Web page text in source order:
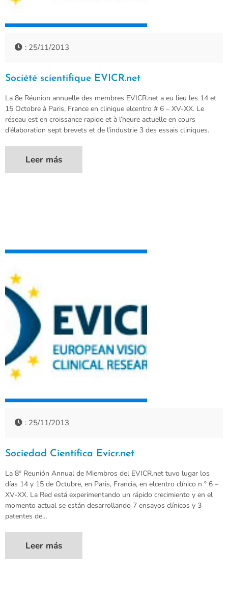
: 25/11/2013
Société scientifique EVICR.net
La 8e Réunion annuelle des membres EVICR.net a eu lieu les 14 et
15 Octobre à Paris, France en clinique elcentro # 6 – XV-XX. Le
réseau est en croissance rapide et à l’heure actuelle en cours
d’élaboration sept brevets et de l’industrie 3 des essais cliniques.
Leer más
: 25/11/2013
Sociedad Científica Evicr.net
La 8º Reunión Annual de Miembros del EVICR.net tuvo lugar los
días 14 y 15 de Octubre, en Paris, Francia, en elcentro clínico n º 6 –
XV-XX. La Red está experimentando un rápido crecimiento y en el
momento actual se están desarrollando 7 ensayos clínicos y 3
patentes de…
Leer más